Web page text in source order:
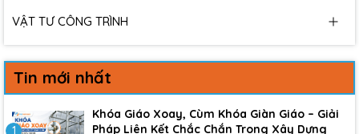
VẬT TƯ CÔNG TRÌNH
Tin mới nhất
1
Khóa Giáo Xoay, Cùm Khóa Giàn Giáo – Giải
Pháp Liên Kết Chắc Chắn Trong Xây Dựng